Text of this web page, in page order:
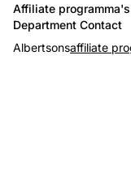
Affiliate
Department Contact
Albertsonsaffiliate